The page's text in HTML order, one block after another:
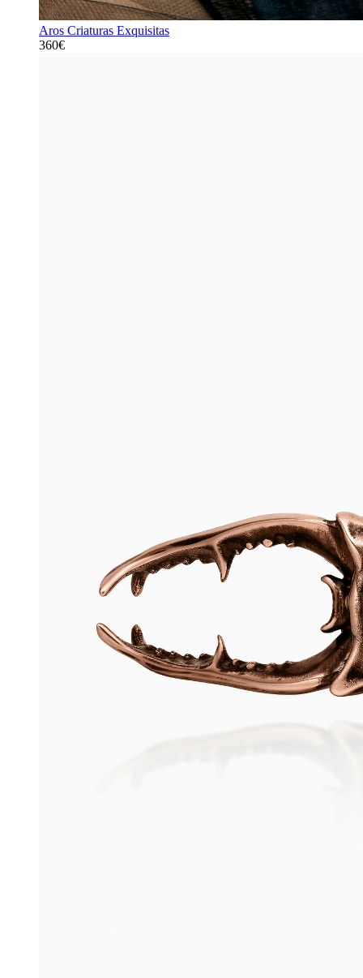
Aros Criaturas Exquisitas
360€